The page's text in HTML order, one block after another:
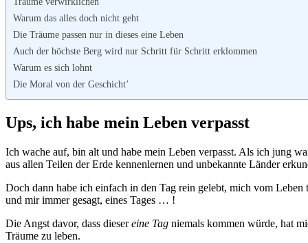
Warum das alles doch nicht geht
Die Träume passen nur in dieses eine Leben
Auch der höchste Berg wird nur Schritt für Schritt erklommen
Warum es sich lohnt
Die Moral von der Geschicht’
Ups, ich habe mein Leben verpasst
Ich wache auf, bin alt und habe mein Leben verpasst. Als ich jung
aus allen Teilen der Erde kennenlernen und unbekannte Länder
Doch dann habe ich einfach in den Tag rein gelebt, mich vom
und mir immer gesagt, eines Tages … !
Die Angst davor, dass diesereine Tag niemals kommen würde, hat
Träume zu leben.